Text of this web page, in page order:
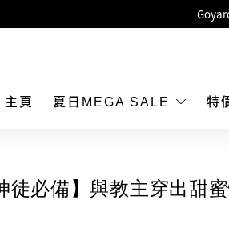
主頁 夏日MEGA SALE 特
徒必備】與教主穿出甜